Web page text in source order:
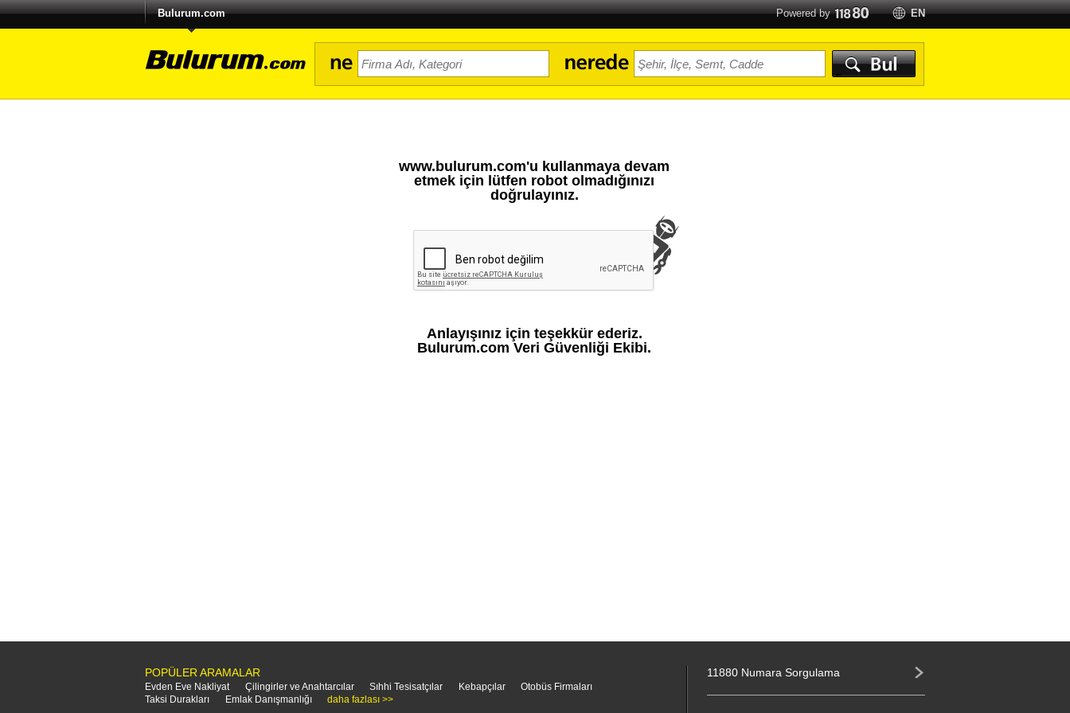
Bulurum.com Powered by EN
www.bulurum.com'u kullanmaya devam
etmek için lütfen robot olmadığınızı
doğrulayınız.
Anlayışınız için teşekkür ederiz.
Bulurum.com Veri Güvenliği Ekibi.
POPÜLER ARAMALAR
Evden Eve Nakliyat Çilingirler ve Anahtarcılar Sıhhi Tesisatçılar Kebapçılar
Otobüs Firmaları
Taksi Durakları
Emlak Danışmanlığı daha fazlası >>
11880 Numara Sorgulama